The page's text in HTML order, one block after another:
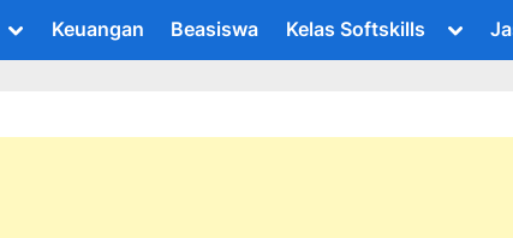
Toggle
menu
Keuangan Beasiswa Kelas Softskills
Toggle
menu